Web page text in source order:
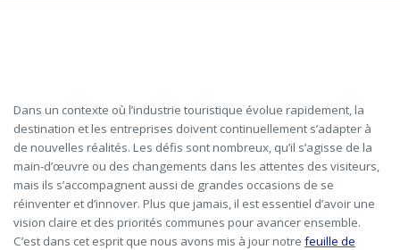
Dans un contexte où l’industrie touristique évolue rapidement, la
destination et les entreprises doivent continuellement s’adapter à
de nouvelles réalités. Les défis sont nombreux, qu’il s’agisse de la
main-d’œuvre ou des changements dans les attentes des visiteurs,
mais ils s’accompagnent aussi de grandes occasions de se
réinventer et d’innover. Plus que jamais, il est essentiel d’avoir une
vision claire et des priorités communes pour avancer ensemble.
C’est dans cet esprit que nous avons mis à jour notre feuille de